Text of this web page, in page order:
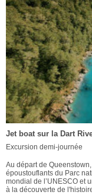
Jet boat sur la Dart
Excursion demi-journée
Au départ de
époustouflants du Parc
mondial de l’UNESCO et
à la découverte de